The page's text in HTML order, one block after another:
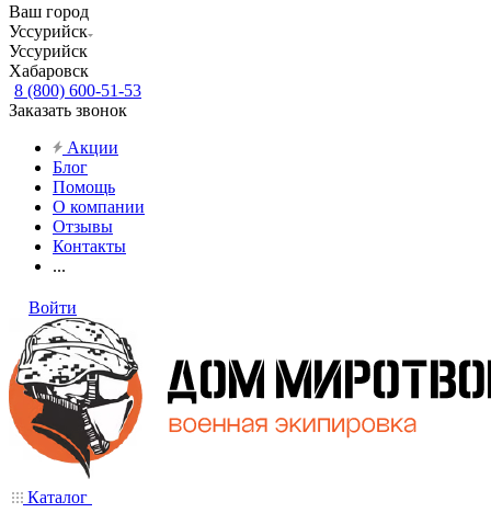
Ваш город
Уссурийск
Уссурийск
Хабаровск
8 (800) 600-51-53
Заказать звонок
Акции
Блог
Помощь
О компании
Отзывы
Контакты
...
Войти
Каталог